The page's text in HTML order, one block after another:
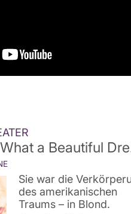
Sie war die
des amerikanischen
Traums – in Blond.